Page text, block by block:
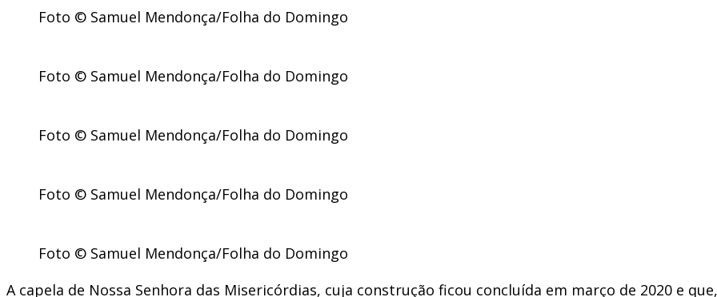
Foto © Samuel Mendonça/Folha do Domingo
Foto © Samuel Mendonça/Folha do Domingo
Foto © Samuel Mendonça/Folha do Domingo
Foto © Samuel Mendonça/Folha do Domingo
Foto © Samuel Mendonça/Folha do Domingo
A capela de Nossa Senhora das Misericórdias, cuja construção ficou concluída em março de 2020 e